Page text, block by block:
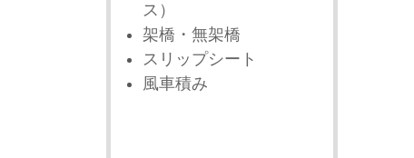
ス）
架橋・無架橋
スリップシート
風車積み